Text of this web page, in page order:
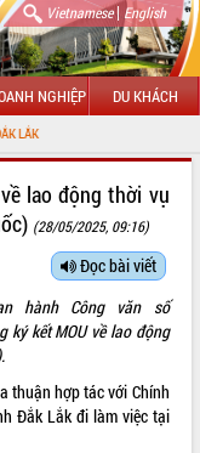
Vietnamese| English
NGHIỆP DU KHÁCH
lao động thời vụ
(28/05/2025, 09:16)
Đọc bài viết
hành Công văn số
ký kết MOU về lao động
thuận hợp tác với Chính
Đắk Lắk đi làm việc tại